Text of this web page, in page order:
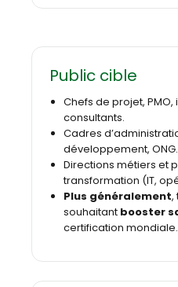
Public cible
Chefs de projet,
consultants.
Cadres
développement, ONG.
Directions métiers et
transformation (IT,
Plus généralement,
souhaitant booster
certification mondiale.